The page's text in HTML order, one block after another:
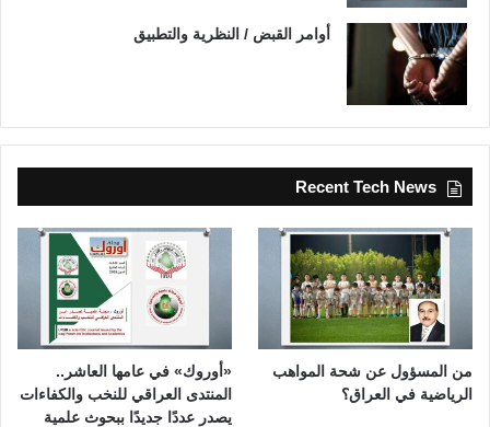
أوامر القبض / النظرية والتطبيق
Recent Tech News
من المسؤول عن شحة المواهب
الرياضية في العراق؟
«أوروك» في عامها العاشر..
المنتدى العراقي للنخب والكفاءات
يصدر عددًا جديدًا ببحوث علمية